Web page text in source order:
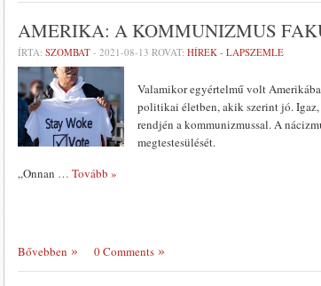
AMERIKA: A KOMMUNIZMUS
ÍRTA: SZOMBAT - 2021-08-13 ROVAT: HÍREK - LAPSZEMLE
Valamikor egyértelmű volt
politikai életben, akik szerint jó.
rendjén a kommunizmussal. A
megtestesülését.
„Onnan … Tovább »
Bővebben 0 Comments